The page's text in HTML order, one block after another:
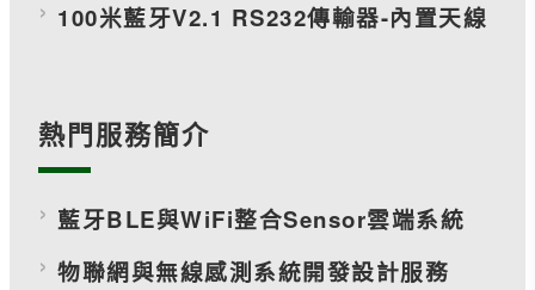
100米藍牙V2.1 RS232傳輸器-內置天線
熱門服務簡介
藍牙BLE與WiFi整合Sensor雲端系統
物聯網與無線感測系統開發設計服務